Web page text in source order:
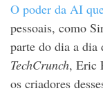
O poder da AI
pessoais, como
parte do dia a dia
TechCrunch, Eric
os criadores